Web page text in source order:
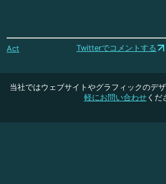
Act Twitterでコメントする
当社ではウェブサイトやグラフィックのデ
軽にお問い合わせくだ